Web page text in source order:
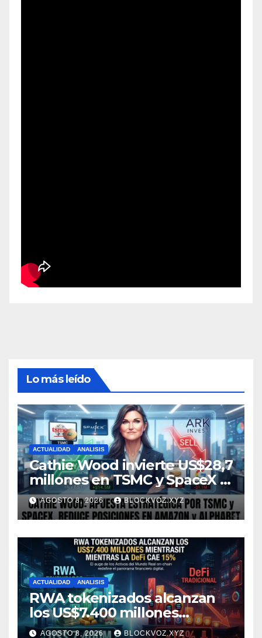
Lo más leído
ACTUALIDAD ANALISIS
Cathie Wood invierte US$28,7
millones en TSMC y SpaceX y
reduce posiciones en
Amazon y Alphabet
AGOSTO 8, 2026 BLOCKVOZ.XYZ
ACTUALIDAD ANALISIS
RWA tokenizados alcanzan
los US$7.400 millones
mientras la DeFi cae 15%
AGOSTO 8, 2026 BLOCKVOZ.XYZ